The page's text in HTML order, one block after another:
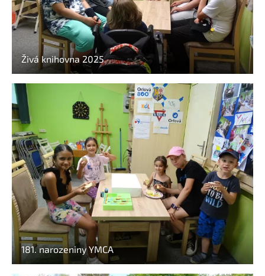
Živá knihovna 2025
181. narozeniny YMCA